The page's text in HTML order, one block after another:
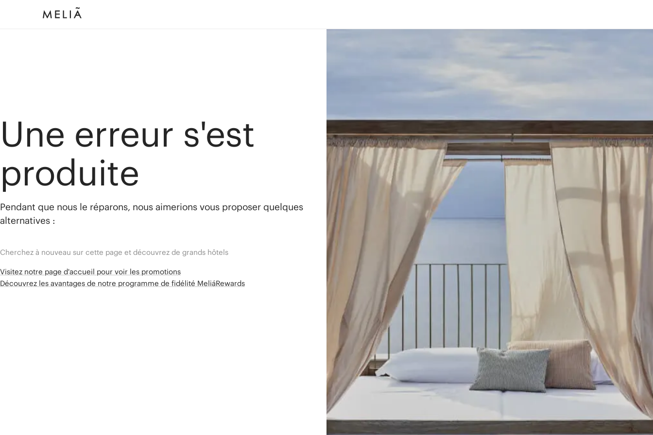
Une erreur s'est
produite
Pendant que nous le réparons, nous aimerions vous proposer quelques
alternatives :
Cherchez à nouveau sur cette page et découvrez de grands hôtels
Visitez notre page d'accueil pour voir les promotions
Découvrez les avantages de notre programme de fidélité MeliáRewards